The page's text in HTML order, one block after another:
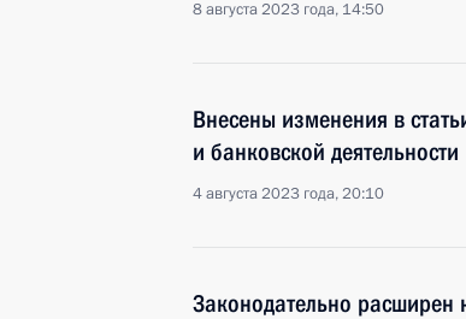
8 августа 2023 года, 14:50
Внесены изменения в
и банковской деятельности
4 августа 2023 года, 20:10
Законодательно расширен